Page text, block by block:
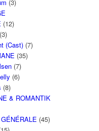
(3)
(12)
(3)
(Cast) (7)
(35)
(7)
(6)
(8)
& ROMANTIK
(45)